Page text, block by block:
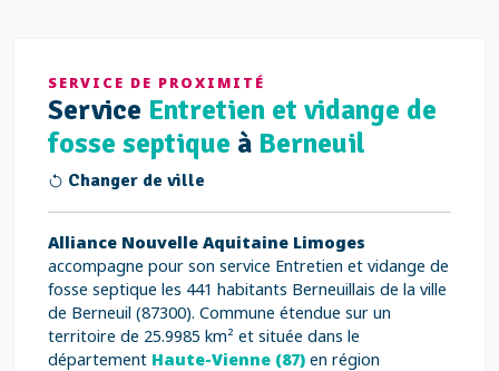
SERVICE DE PROXIMITÉ
Service Entretien et vidange de
fosse septique à Berneuil
Changer de ville
Alliance Nouvelle Aquitaine Limoges
accompagne pour son service Entretien et vidange de
fosse septique les 441 habitants Berneuillais de la ville
de Berneuil (87300). Commune étendue sur un
territoire de 25.9985 km² et située dans le
département Haute-Vienne (87) en région